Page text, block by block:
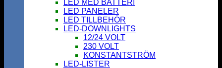
LED MED BATTERI
LED PANELER
LED TILLBEHÖR
LED-DOWNLIGHTS
12/24 VOLT
230 VOLT
KONSTANTSTRÖM
LED-LISTER